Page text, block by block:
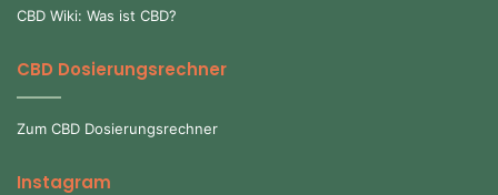
CBD Wiki: Was ist CBD?
CBD Dosierungsrechner
Zum CBD Dosierungsrechner
Instagram